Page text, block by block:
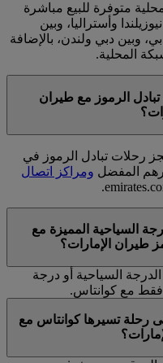
متوفرة للبيع مباشرة
وأستراليا، وبين
وبين دبي ولندن، بالإضافة
المحلية.
الرموز مع طيران
رحلات تبادل الرموز في
المفضل ومراكز اتصال
السياحية المميزة مع
طيران الإمارات؟
السياحية أو درجة
فقط مع كوانتاس.
رحلة تسيرها كوانتاس مع